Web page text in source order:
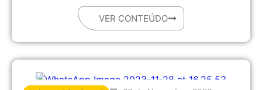
VER CONTEÚDO